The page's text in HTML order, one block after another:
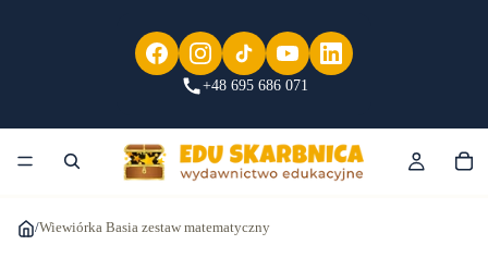
+48 695 686 071
/Wiewiórka Basia zestaw matematyczny